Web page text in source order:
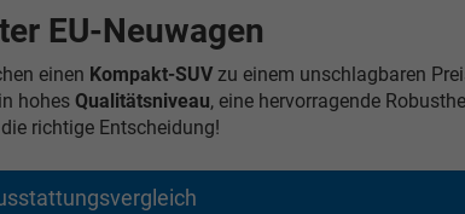
EU-Neuwagen
einen Kompakt-SUVzu einem unschlagbaren
hohes Qualitätsniveau, eine hervorragende
richtige Entscheidung!